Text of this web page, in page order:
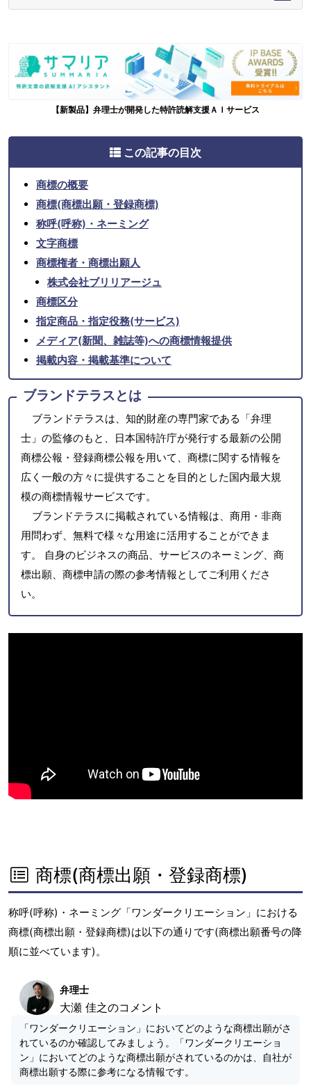
【新製品】弁理士が開発した特許読解支援ＡＩサービス
この記事の目次
商標の概要
商標(商標出願・登録商標)
称呼(呼称)・ネーミング
文字商標
商標権者・商標出願人
株式会社ブリリアージュ
商標区分
指定商品・指定役務(サービス)
メディア(新聞、雑誌等)への商標情報提供
掲載内容・掲載基準について
ブランドテラスとは
ブランドテラスは、知的財産の専門家である「弁理
士」の監修のもと、日本国特許庁が発行する最新の公開
商標公報・登録商標公報を用いて、商標に関する情報を
広く一般の方々に提供することを目的とした国内最大規
模の商標情報サービスです。
ブランドテラスに掲載されている情報は、商用・非商
用問わず、無料で様々な用途に活用することができま
す。 自身のビジネスの商品、サービスのネーミング、商
標出願、商標申請の際の参考情報としてご利用くださ
い。
商標(商標出願・登録商標)
称呼(呼称)・ネーミング「ワンダークリエーション」における
商標(商標出願・登録商標)は以下の通りです(商標出願番号の降
順に並べています)。
弁理士
大瀬 佳之のコメント
「ワンダークリエーション」においてどのような商標出願がさ
れているのか確認してみましょう。「ワンダークリエーショ
ン」においてどのような商標出願がされているのかは、自社が
商標出願する際に参考になる情報です。